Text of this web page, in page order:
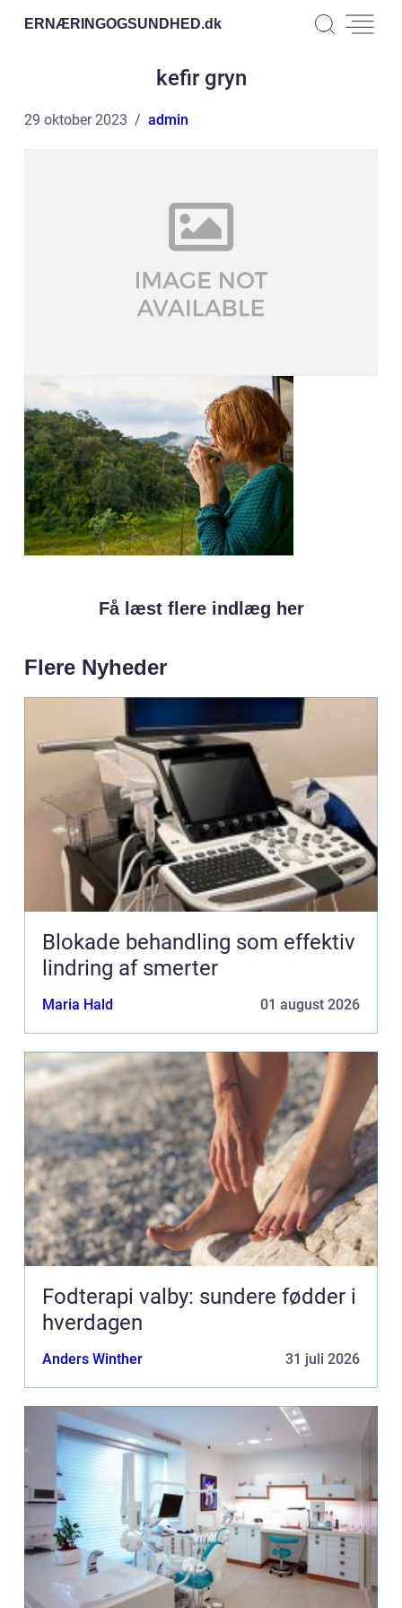
ERNÆRINGOGSUNDHED.dk
kefir gryn
29 oktober 2023 admin
Få læst flere indlæg her
Flere Nyheder
Blokade behandling som effektiv
lindring af smerter
Maria Hald 01 august 2026
Fodterapi valby: sundere fødder i
hverdagen
Anders Winther 31 juli 2026